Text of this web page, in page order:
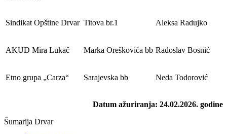
Sindikat Opštine Drvar Titova br.1 Aleksa Radujko
AKUD Mira Lukač Marka Oreškovića bb Radoslav Bosnić
Etno grupa „Carza“ Sarajevska bb Neda Todorović
Datum ažuriranja: 24.02.2026. godine
Šumarija Drvar